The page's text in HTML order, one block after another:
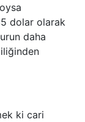
dolar olarak
daha
ki cari